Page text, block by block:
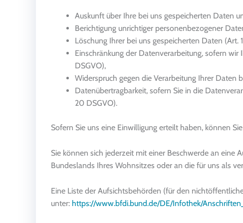
Auskunft über Ihre bei uns gespeicherten Daten
Berichtigung unrichtiger personenbezogener
Löschung Ihrer bei uns gespeicherten Daten (Art.
Einschränkung der Datenverarbeitung, sofern
DSGVO),
Widerspruch gegen die Verarbeitung Ihrer Daten
Datenübertragbarkeit, sofern Sie in die
20 DSGVO).
Sofern Sie uns eine Einwilligung erteilt haben, können
Sie können sich jederzeit mit einer Beschwerde an eine
Bundeslands Ihres Wohnsitzes oder an die für uns als
Eine Liste der Aufsichtsbehörden (für den
unter: https://www.bfdi.bund.de/DE/Infothek/